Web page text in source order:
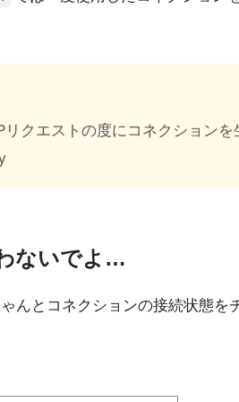
クエストの度にコネクションを
ないでよ…
んとコネクションの接続状態を